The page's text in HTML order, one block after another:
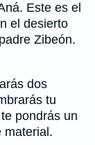
Este es el
el desierto
Zibeón.
dos
tu
pondrás un
material.